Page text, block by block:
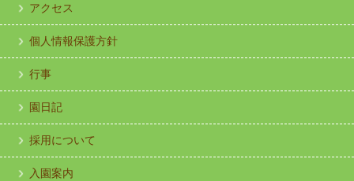
アクセス
個人情報保護方針
行事
園日記
採用について
入園案内